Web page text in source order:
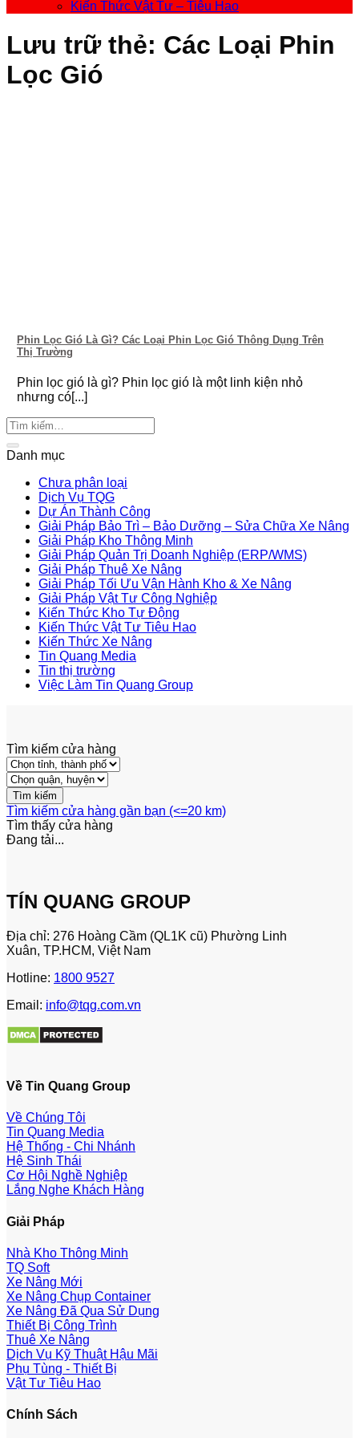
Kiến Thức Vật Tư – Tiêu Hao
Lưu trữ thẻ: Các Loại Phin
Lọc Gió
Phin Lọc Gió Là Gì? Các Loại Phin Lọc Gió Thông Dụng Trên
Thị Trường
Phin lọc gió là gì? Phin lọc gió là một linh kiện nhỏ
nhưng có[...]
Danh mục
Chưa phân loại
Dịch Vụ TQG
Dự Án Thành Công
Giải Pháp Bảo Trì – Bảo Dưỡng – Sửa Chữa Xe Nâng
Giải Pháp Kho Thông Minh
Giải Pháp Quản Trị Doanh Nghiệp (ERP/WMS)
Giải Pháp Thuê Xe Nâng
Giải Pháp Tối Ưu Vận Hành Kho & Xe Nâng
Giải Pháp Vật Tư Công Nghiệp
Kiến Thức Kho Tự Động
Kiến Thức Vật Tư Tiêu Hao
Kiến Thức Xe Nâng
Tin Quang Media
Tin thị trường
Việc Làm Tin Quang Group
Tìm kiếm cửa hàng
Tìm kiếm cửa hàng gần bạn (<=20 km)
Tìm thấy cửa hàng
Đang tải...
TÍN QUANG GROUP
Địa chỉ: 276 Hoàng Cầm (QL1K cũ) Phường Linh
Xuân, TP.HCM, Việt Nam
Hotline: 1800 9527
Email: info@tqg.com.vn
Về Tin Quang Group
Về Chúng Tôi
Tin Quang Media
Hệ Thống - Chi Nhánh
Hệ Sinh Thái
Cơ Hội Nghề Nghiệp
Lắng Nghe Khách Hàng
Giải Pháp
Nhà Kho Thông Minh
TQ Soft
Xe Nâng Mới
Xe Nâng Chụp Container
Xe Nâng Đã Qua Sử Dụng
Thiết Bị Công Trình
Thuê Xe Nâng
Dịch Vụ Kỹ Thuật Hậu Mãi
Phụ Tùng - Thiết Bị
Vật Tư Tiêu Hao
Chính Sách